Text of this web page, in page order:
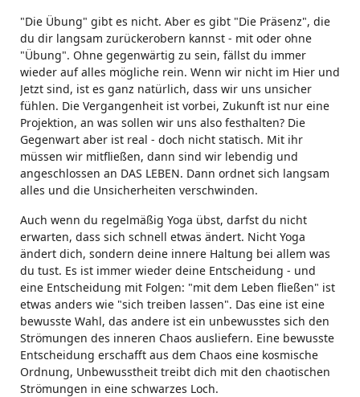
"Die Übung" gibt es nicht. Aber es gibt "Die Präsenz", die
du dir langsam zurückerobern kannst - mit oder ohne
"Übung". Ohne gegenwärtig zu sein, fällst du immer
wieder auf alles mögliche rein. Wenn wir nicht im Hier und
Jetzt sind, ist es ganz natürlich, dass wir uns unsicher
fühlen. Die Vergangenheit ist vorbei, Zukunft ist nur eine
Projektion, an was sollen wir uns also festhalten? Die
Gegenwart aber ist real - doch nicht statisch. Mit ihr
müssen wir mitfließen, dann sind wir lebendig und
angeschlossen an DAS LEBEN. Dann ordnet sich langsam
alles und die Unsicherheiten verschwinden.
Auch wenn du regelmäßig Yoga übst, darfst du nicht
erwarten, dass sich schnell etwas ändert. Nicht Yoga
ändert dich, sondern deine innere Haltung bei allem was
du tust. Es ist immer wieder deine Entscheidung - und
eine Entscheidung mit Folgen: "mit dem Leben fließen" ist
etwas anders wie "sich treiben lassen". Das eine ist eine
bewusste Wahl, das andere ist ein unbewusstes sich den
Strömungen des inneren Chaos ausliefern. Eine bewusste
Entscheidung erschafft aus dem Chaos eine kosmische
Ordnung, Unbewusstheit treibt dich mit den chaotischen
Strömungen in eine schwarzes Loch.